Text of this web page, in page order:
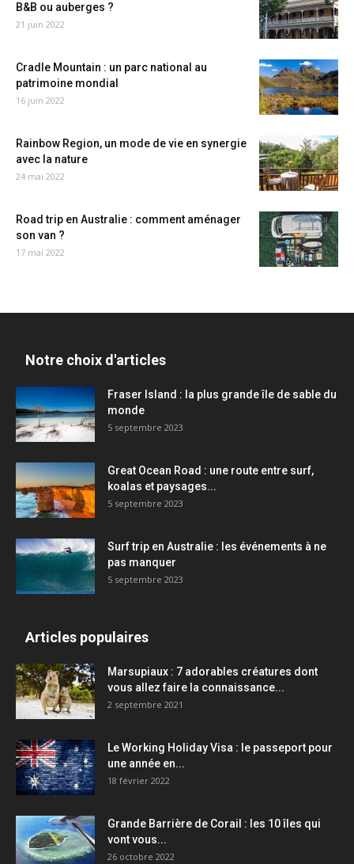
B&B ou auberges ?
21 juin 2022
Cradle Mountain : un parc national au
patrimoine mondial
16 juin 2022
Rainbow Region, un mode de vie en synergie
avec la nature
24 mai 2022
Road trip en Australie : comment aménager
son van ?
17 mai 2022
Notre choix d'articles
Fraser Island : la plus grande île de sable du
monde
5 septembre 2023
Great Ocean Road : une route entre surf,
koalas et paysages...
5 septembre 2023
Surf trip en Australie : les événements à ne
pas manquer
5 septembre 2023
Articles populaires
Marsupiaux : 7 adorables créatures dont
vous allez faire la connaissance...
2 septembre 2021
Le Working Holiday Visa : le passeport pour
une année en...
18 février 2022
Grande Barrière de Corail : les 10 îles qui
vont vous...
26 octobre 2022